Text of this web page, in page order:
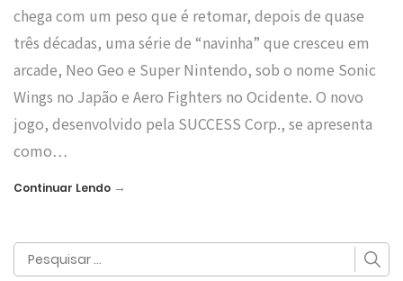
chega com um peso que é retomar, depois de quase
três décadas, uma série de “navinha” que cresceu em
arcade, Neo Geo e Super Nintendo, sob o nome Sonic
Wings no Japão e Aero Fighters no Ocidente. O novo
jogo, desenvolvido pela SUCCESS Corp., se apresenta
como…
Continuar Lendo →